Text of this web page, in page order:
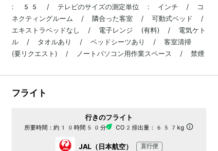
: 55 / テレビのサイズの測定単位 : インチ / コ
ネクティングルーム / 隣合った客室 / 可動式ベッド /
エキストラベッドなし / 電子レンジ (有料) / 電気ケト
ル / タオルあり / ベッドシーツあり / 客室清掃
(要リクエスト) / ノートパソコン用作業スペース / 禁煙
フライト
行きのフライト
所要時間： 約10時間50分 CO2排出量： 657kg
JAL（日本航空） 直行便